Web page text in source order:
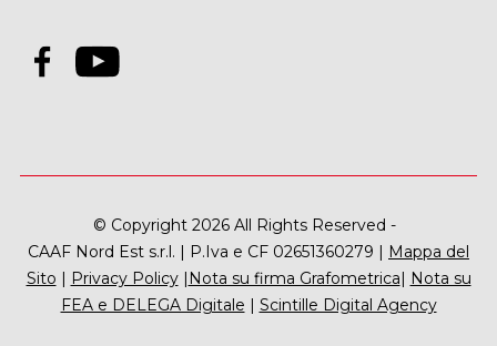
© Copyright 2026 All Rights Reserved -
CAAF Nord Est s.r.l. | P.Iva e CF 02651360279 |
Mappa del
Sito
Privacy Policy| Nota su firma Grafometrica
Nota su
FEA e DELEGA Digitale
Scintille Digital Agency